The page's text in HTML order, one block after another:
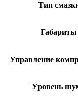
Тип
Габариты
Управление
Уровень